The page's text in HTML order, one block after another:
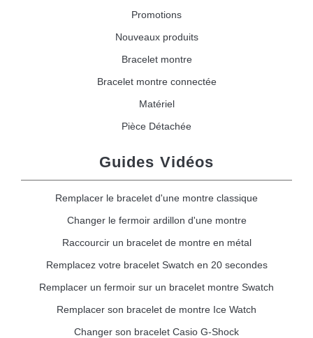
Promotions
Nouveaux produits
Bracelet montre
Bracelet montre connectée
Matériel
Pièce Détachée
Guides Vidéos
Remplacer le bracelet d'une montre classique
Changer le fermoir ardillon d'une montre
Raccourcir un bracelet de montre en métal
Remplacez votre bracelet Swatch en 20 secondes
Remplacer un fermoir sur un bracelet montre Swatch
Remplacer son bracelet de montre Ice Watch
Changer son bracelet Casio G-Shock